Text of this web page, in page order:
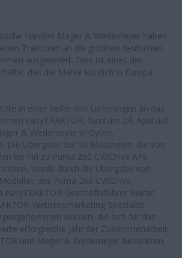
Händler Mager & Wedemeyer haben
Traktoren an die größten deutschen
ausgeliefert. Dies ist eines der
das die Marke kürzlich in Europa
in einer Reihe von Lieferungen an das
easyTRAKTOR, fand am 24. April auf
& Wedemeyer in Oyten,
Die Übergabe der 90 Maschinen, die von
bis hin zu Puma 260 CVXDrive AFS
wurde durch die Übergabe von
des Puma 260 CVXDrive
easyTRAKTOR-Geschäftsführer Martin
Vertriebsmarketing-Spezialist
wurden, die sich für das
erfolgreiche Jahr der Zusammenarbeit
und Mager & Wedemeyer bedankten.